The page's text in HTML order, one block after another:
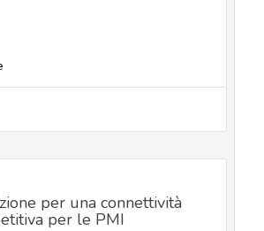
per una connettività
per le PMI